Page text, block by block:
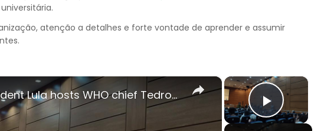
atenção a detalhes e forte vontade de aprender e assumir
×
Play
×
Brazil: Brazilian President Lula hosts WHO chief Tedros in Rio.